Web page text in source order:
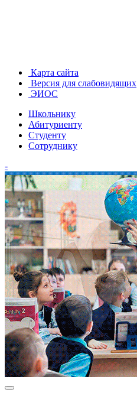
Карта сайта
Версия для слабовидящих
ЭИОС
Школьнику
Абитуриенту
Студенту
Сотруднику
-